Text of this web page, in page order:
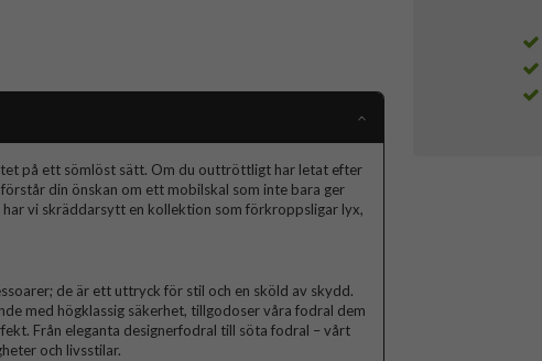
på ett sömlöst sätt. Om du outtröttligt har letat efter
din önskan om ett mobilskal som inte bara ger
vi skräddarsytt en kollektion som förkroppsligar lyx,
de är ett uttryck för stil och en sköld av skydd.
med högklassig säkerhet, tillgodoser våra fodral dem
Från eleganta designerfodral till söta fodral – vårt
och livsstilar.